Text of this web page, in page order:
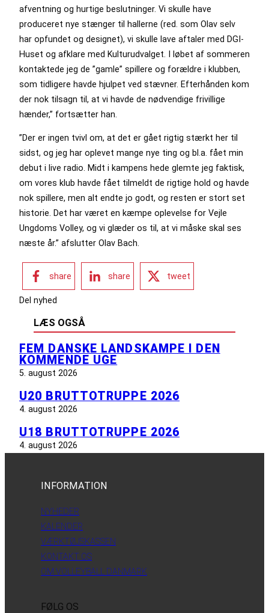
afventning og hurtige beslutninger. Vi skulle have
produceret nye stænger til hallerne (red. som Olav selv
har opfundet og designet), vi skulle lave aftaler med DGI-
Huset og afklare med Kulturudvalget. I løbet af sommeren
kontaktede jeg de ”gamle” spillere og forældre i klubben,
som tidligere havde hjulpet ved stævner. Efterhånden kom
der nok tilsagn til, at vi havde de nødvendige frivillige
hænder,” fortsætter han.
”Der er ingen tvivl om, at det er gået rigtig stærkt her til
sidst, og jeg har oplevet mange nye ting og bl.a. fået min
debut i live radio. Midt i kampens hede glemte jeg faktisk,
om vores klub havde fået tilmeldt de rigtige hold og havde
nok spillere, men alt endte jo godt, og resten er stort set
historie. Det har været en kæmpe oplevelse for Vejle
Ungdoms Volley, og vi glæder os til, at vi måske skal ses
næste år.” afslutter Olav Bach.
share share tweet
Del nyhed
LÆS OGSÅ
FEM DANSKE LANDSKAMPE I DEN
KOMMENDE UGE
5. august 2026
U20 BRUTTOTRUPPE 2026
4. august 2026
U18 BRUTTOTRUPPE 2026
4. august 2026
INFORMATION
NYHEDER
KALENDER
VÆRKTØJSKASSEN
KONTAKT OS
OM VOLLEYBALL DANMARK
FØLG OS